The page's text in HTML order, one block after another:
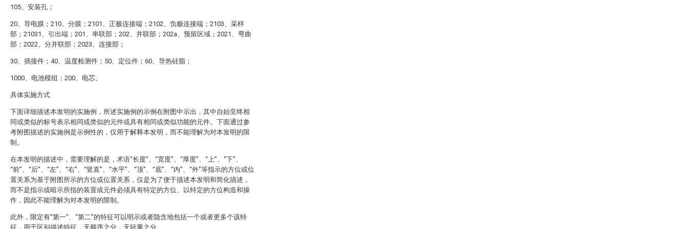
105、安装孔；
20、导电膜；210、分膜；2101、正极连接端；2102、负极连接端；2103、采样
部；21031、引出端；201、串联部；202、并联部；202a、预留区域；2021、弯曲
部；2022、分并联部；2023、连接部；
30、插接件；40、温度检测件；50、定位件；60、导热硅脂；
1000、电池模组；200、电芯。
具体实施方式
下面详细描述本发明的实施例，所述实施例的示例在附图中示出，其中自始至终相
同或类似的标号表示相同或类似的元件或具有相同或类似功能的元件。下面通过参
考附图描述的实施例是示例性的，仅用于解释本发明，而不能理解为对本发明的限
制。
在本发明的描述中，需要理解的是，术语“长度”、“宽度”、“厚度”、“上”、“下”、
“前”、“后”、“左”、“右”、“竖直”、“水平”、“顶”、“底”、“内”、“外”等指示的方位或位
置关系为基于附图所示的方位或位置关系，仅是为了便于描述本发明和简化描述，
而不是指示或暗示所指的装置或元件必须具有特定的方位、以特定的方位构造和操
作，因此不能理解为对本发明的限制。
此外，限定有“第一”、“第二”的特征可以明示或者隐含地包括一个或者更多个该特
征，用于区别描述特征，无顺序之分，无轻重之分。